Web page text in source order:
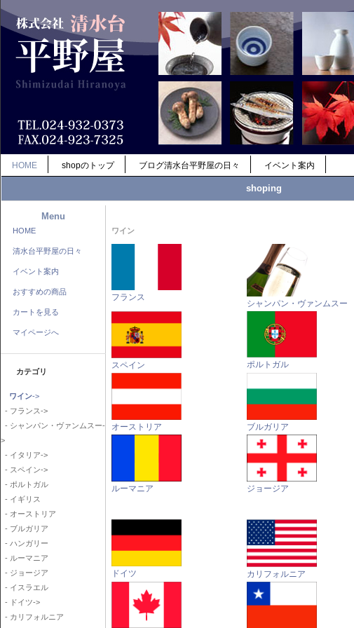
HOME shopのトップ ブログ清水台平野屋の日々 イベント案内
shoping
Menu
HOME
清水台平野屋の日々
イベント案内
おすすめの商品
カートを見る
マイページへ
カテゴリ
ワイン->
- フランス->
- シャンパン・ヴァンムスー-
>
- イタリア->
- スペイン->
- ポルトガル
- イギリス
- オーストリア
- ブルガリア
- ハンガリー
- ルーマニア
- ジョージア
- イスラエル
- ドイツ->
- カリフォルニア
ワイン
フランス
シャンパン・ヴァンムスー
スペイン ポルトガル
オーストリア ブルガリア
ルーマニア ジョージア
ドイツ カリフォルニア